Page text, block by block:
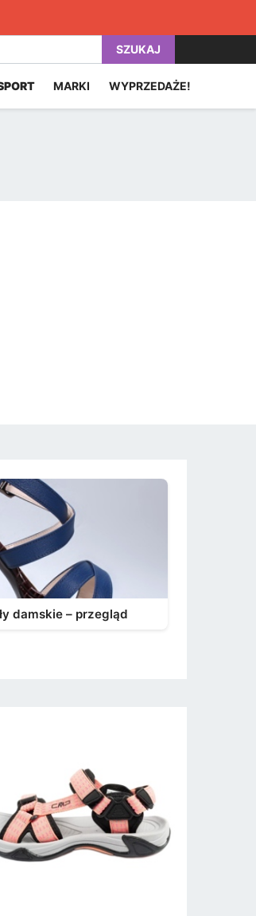
SZUKAJ
MARKI WYPRZEDAŻE!
damskie – przegląd